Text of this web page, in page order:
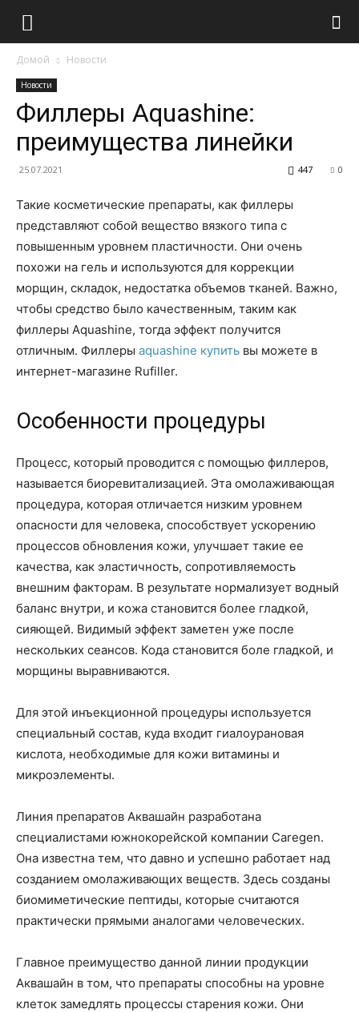
Домой Новости
Новости
Филлеры Aquashine:
преимущества линейки
25.07.2021 0
447
Такие косметические препараты, как филлеры
представляют собой вещество вязкого типа с
повышенным уровнем пластичности. Они очень
похожи на гель и используются для коррекции
морщин, складок, недостатка объемов тканей. Важно,
чтобы средство было качественным, таким как
филлеры Aquashine, тогда эффект получится
отличным. Филлеры aquashine купить вы можете в
интернет-магазине Rufiller.
Особенности процедуры
Процесс, который проводится с помощью филлеров,
называется биоревитализацией. Эта омолаживающая
процедура, которая отличается низким уровнем
опасности для человека, способствует ускорению
процессов обновления кожи, улучшает такие ее
качества, как эластичность, сопротивляемость
внешним факторам. В результате нормализует водный
баланс внутри, и кожа становится более гладкой,
сияющей. Видимый эффект заметен уже после
нескольких сеансов. Кода становится боле гладкой, и
морщины выравниваются.
Для этой инъекционной процедуры используется
специальный состав, куда входит гиалоурановая
кислота, необходимые для кожи витамины и
микроэлементы.
Линия препаратов Аквашайн разработана
специалистами южнокорейской компании Caregen.
Она известна тем, что давно и успешно работает над
созданием омолаживающих веществ. Здесь созданы
биомиметические пептиды, которые считаются
практически прямыми аналогами человеческих.
Главное преимущество данной линии продукции
Аквашайн в том, что препараты способны на уровне
клеток замедлять процессы старения кожи. Они